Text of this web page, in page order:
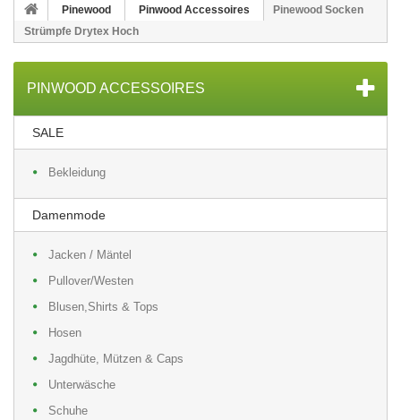
Pinewood Pinwood Accessoires
Pinewood Socken
Strümpfe Drytex Hoch
PINWOOD ACCESSOIRES
SALE
Bekleidung
Damenmode
Jacken / Mäntel
Pullover/Westen
Blusen,Shirts & Tops
Hosen
Jagdhüte, Mützen & Caps
Unterwäsche
Schuhe